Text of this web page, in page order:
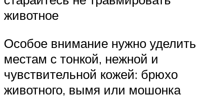
животное
Особое внимание нужно уделить
местам с тонкой, нежной и
чувствительной кожей: брюхо
животного, вымя или мошонка